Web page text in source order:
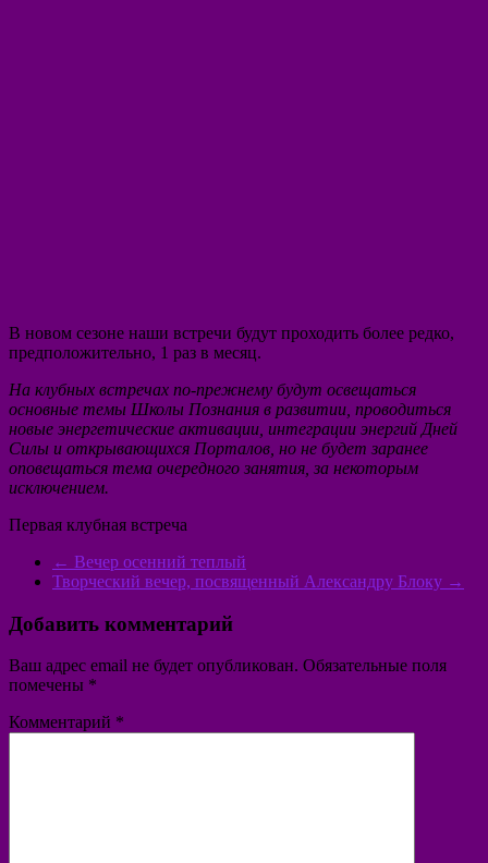
В новом сезоне наши встречи будут проходить более редко,
предположительно, 1 раз в месяц.
На клубных встречах по-прежнему будут освещаться
основные темы Школы Познания в развитии, проводиться
новые энергетические активации, интеграции энергий Дней
Силы и открывающихся Порталов, но не будет заранее
оповещаться тема очередного занятия, за некоторым
исключением.
Первая клубная встреча
← Вечер осенний теплый
Творческий вечер, посвященный Александру Блоку →
Добавить комментарий
Ваш адрес email не будет опубликован. Обязательные поля
помечены *
Комментарий *